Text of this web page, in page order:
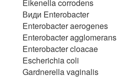
Eikenella corrodens
Види Enterobacter
Enterobacter aerogenes
Enterobacter agglomerans
Enterobacter cloacae
Escherichia coli
Gardnerella vaginalis